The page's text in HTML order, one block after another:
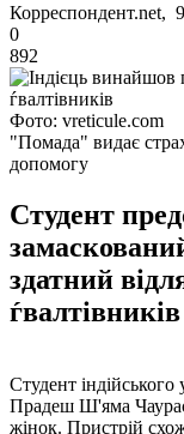
Корреспондент.net,
0
892
Фото: vreticule.com
"Помада" видає
допомогу
Студент
здатний
Студент
Прадеш Ш'яма
жінок. Пристрій